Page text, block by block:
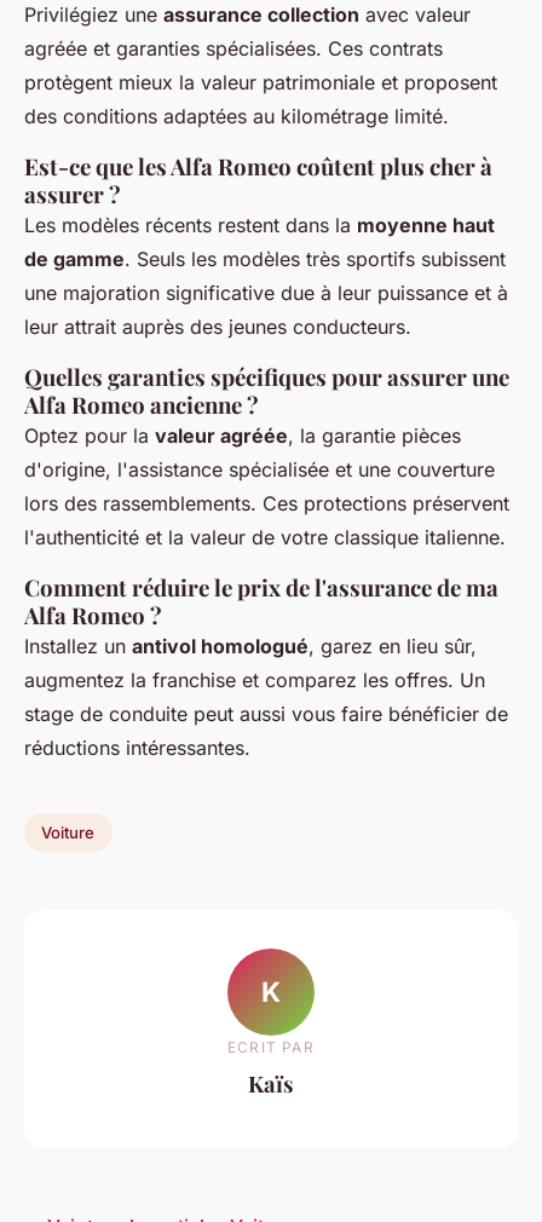
Privilégiez une assurance collection avec valeur
agréée et garanties spécialisées. Ces contrats
protègent mieux la valeur patrimoniale et proposent
des conditions adaptées au kilométrage limité.
Est-ce que les Alfa Romeo coûtent plus cher à
assurer ?
Les modèles récents restent dans la moyenne haut
de gamme. Seuls les modèles très sportifs subissent
une majoration significative due à leur puissance et à
leur attrait auprès des jeunes conducteurs.
Quelles garanties spécifiques pour assurer une
Alfa Romeo ancienne ?
Optez pour la valeur agréée, la garantie pièces
d'origine, l'assistance spécialisée et une couverture
lors des rassemblements. Ces protections préservent
l'authenticité et la valeur de votre classique italienne.
Comment réduire le prix de l'assurance de ma
Alfa Romeo ?
Installez un antivol homologué, garez en lieu sûr,
augmentez la franchise et comparez les offres. Un
stage de conduite peut aussi vous faire bénéficier de
réductions intéressantes.
Voiture
K
ECRIT PAR
Kaïs